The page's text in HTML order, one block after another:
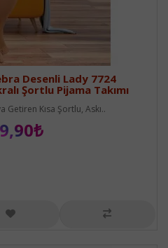
Desenli Lady 7724
Şortlu Pijama Takımı
Getiren Kısa Şortlu, Askı..